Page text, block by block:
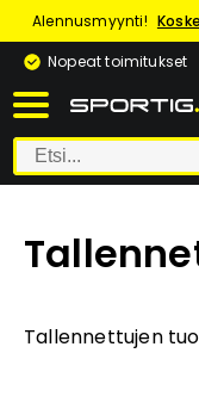
Alennusmyynti!
Nopeat toimitukset
Tallennettujen